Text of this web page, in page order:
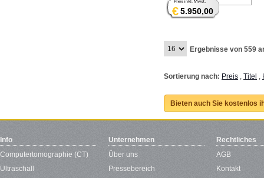
€5.950,00
Ergebnisse von 559
Sortierung nach: Preis , Titel ,
Bieten auch Sie kostenlos
Info
Computertomographie (CT)
Ultraschall
Unternehmen
Über uns
Pressebereich
Rechtliches
AGB
Kontakt